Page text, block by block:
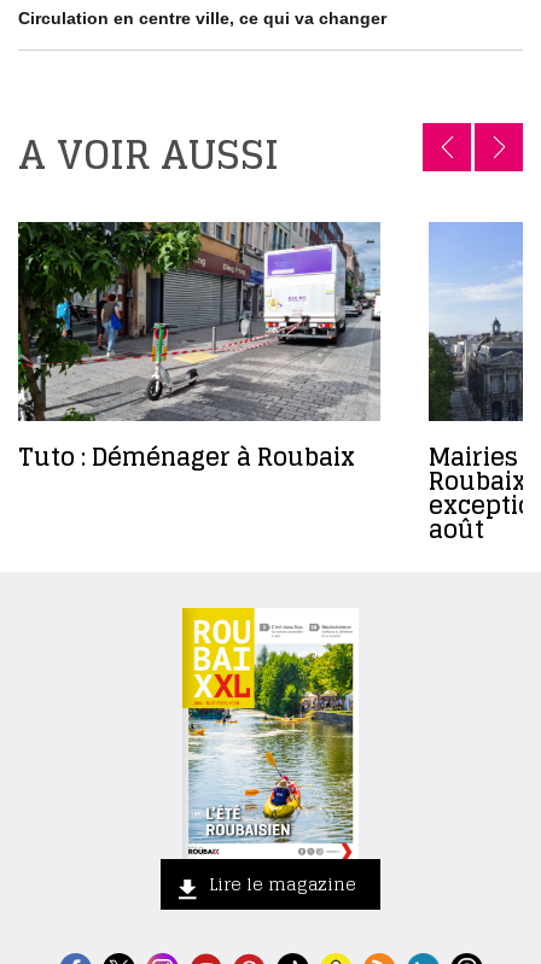
Circulation en centre ville, ce qui va changer
A VOIR AUSSI
Tuto : Déménager à Roubaix Mairies
Roubaix
août
Lire le magazine